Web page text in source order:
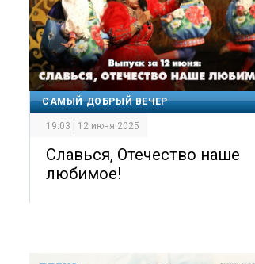
САМЫЙ ДОБРЫЙ ВЕЧЕР
19:03 | 12 июня 2025
Славься, Отечество наше
любимое!